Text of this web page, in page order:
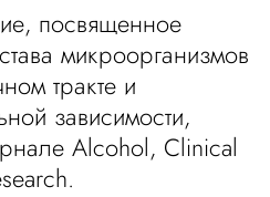
посвященное
микроорганизмов
тракте и
зависимости,
Alcohol, Clinical